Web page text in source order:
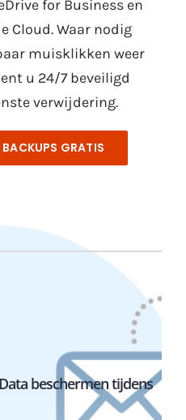
for Business en
Cloud. Waar nodig
muisklikken weer
u 24/7 beveiligd
verwijdering.
GRATIS
beschermen tijdens